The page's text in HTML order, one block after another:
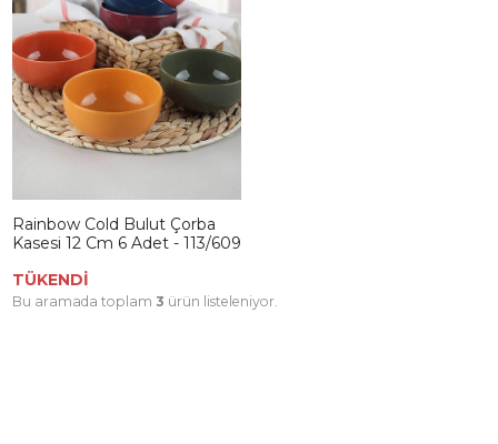
Rainbow Cold Bulut Çorba
Kasesi 12 Cm 6 Adet - 113/609
TÜKENDİ
Bu aramada toplam 3 ürün listeleniyor.